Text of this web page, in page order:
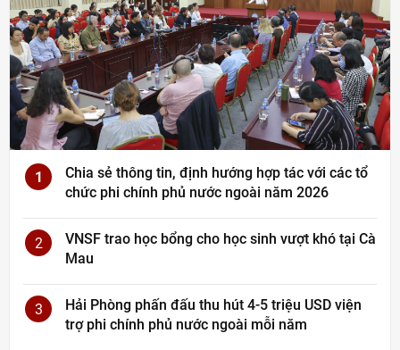
1
Chia sẻ thông tin, định hướng hợp tác với các tổ
chức phi chính phủ nước ngoài năm 2026
2
VNSF trao học bổng cho học sinh vượt khó tại Cà
Mau
3
Hải Phòng phấn đấu thu hút 4-5 triệu USD viện
trợ phi chính phủ nước ngoài mỗi năm